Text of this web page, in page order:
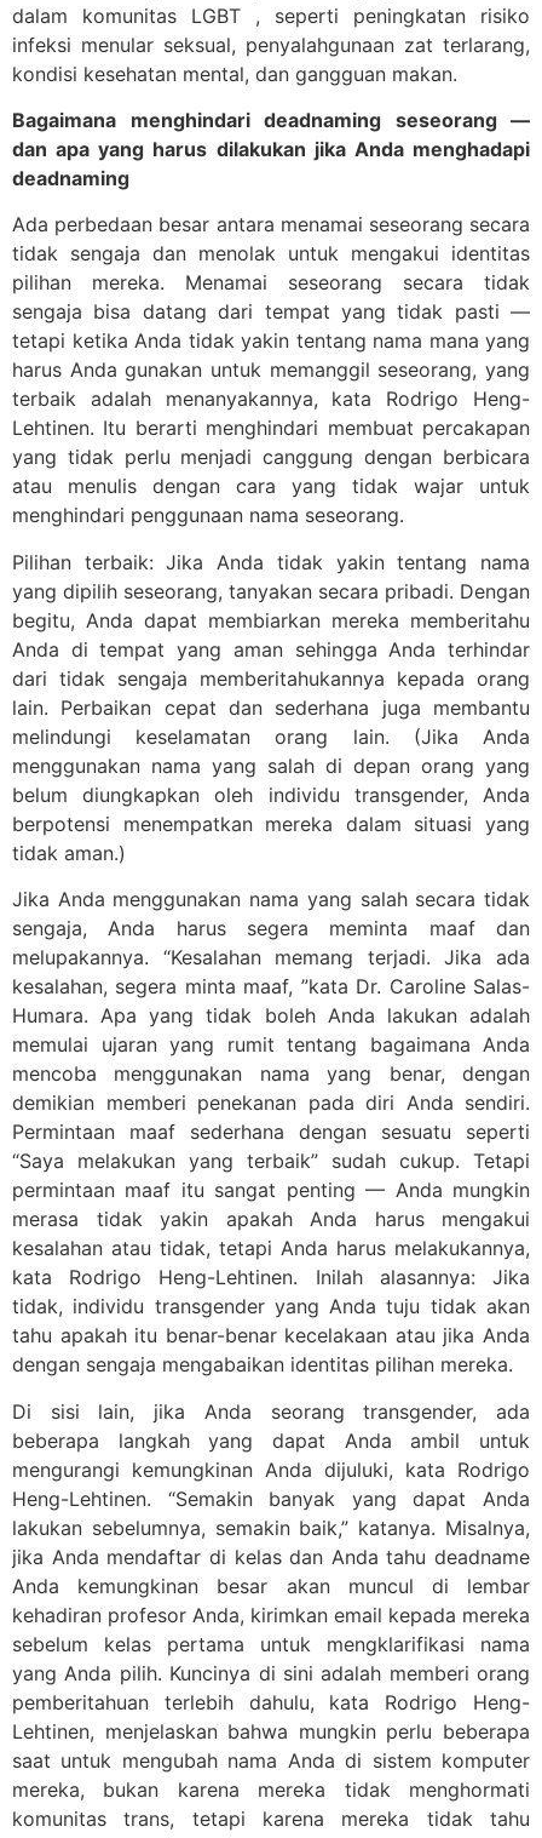
dalam komunitas LGBT , seperti peningkatan risiko
infeksi menular seksual, penyalahgunaan zat terlarang,
kondisi kesehatan mental, dan gangguan makan.
Bagaimana menghindari deadnaming seseorang —
dan apa yang harus dilakukan jika Anda menghadapi
deadnaming
Ada perbedaan besar antara menamai seseorang secara
tidak sengaja dan menolak untuk mengakui identitas
pilihan mereka. Menamai seseorang secara tidak
sengaja bisa datang dari tempat yang tidak pasti —
tetapi ketika Anda tidak yakin tentang nama mana yang
harus Anda gunakan untuk memanggil seseorang, yang
terbaik adalah menanyakannya, kata Rodrigo Heng-
Lehtinen. Itu berarti menghindari membuat percakapan
yang tidak perlu menjadi canggung dengan berbicara
atau menulis dengan cara yang tidak wajar untuk
menghindari penggunaan nama seseorang.
Pilihan terbaik: Jika Anda tidak yakin tentang nama
yang dipilih seseorang, tanyakan secara pribadi. Dengan
begitu, Anda dapat membiarkan mereka memberitahu
Anda di tempat yang aman sehingga Anda terhindar
dari tidak sengaja memberitahukannya kepada orang
lain. Perbaikan cepat dan sederhana juga membantu
melindungi keselamatan orang lain. (Jika Anda
menggunakan nama yang salah di depan orang yang
belum diungkapkan oleh individu transgender, Anda
berpotensi menempatkan mereka dalam situasi yang
tidak aman.)
Jika Anda menggunakan nama yang salah secara tidak
sengaja, Anda harus segera meminta maaf dan
melupakannya. “Kesalahan memang terjadi. Jika ada
kesalahan, segera minta maaf, ”kata Dr. Caroline Salas-
Humara. Apa yang tidak boleh Anda lakukan adalah
memulai ujaran yang rumit tentang bagaimana Anda
mencoba menggunakan nama yang benar, dengan
demikian memberi penekanan pada diri Anda sendiri.
Permintaan maaf sederhana dengan sesuatu seperti
“Saya melakukan yang terbaik” sudah cukup. Tetapi
permintaan maaf itu sangat penting — Anda mungkin
merasa tidak yakin apakah Anda harus mengakui
kesalahan atau tidak, tetapi Anda harus melakukannya,
kata Rodrigo Heng-Lehtinen. Inilah alasannya: Jika
tidak, individu transgender yang Anda tuju tidak akan
tahu apakah itu benar-benar kecelakaan atau jika Anda
dengan sengaja mengabaikan identitas pilihan mereka.
Di sisi lain, jika Anda seorang transgender, ada
beberapa langkah yang dapat Anda ambil untuk
mengurangi kemungkinan Anda dijuluki, kata Rodrigo
Heng-Lehtinen. “Semakin banyak yang dapat Anda
lakukan sebelumnya, semakin baik,” katanya. Misalnya,
jika Anda mendaftar di kelas dan Anda tahu deadname
Anda kemungkinan besar akan muncul di lembar
kehadiran profesor Anda, kirimkan email kepada mereka
sebelum kelas pertama untuk mengklarifikasi nama
yang Anda pilih. Kuncinya di sini adalah memberi orang
pemberitahuan terlebih dahulu, kata Rodrigo Heng-
Lehtinen, menjelaskan bahwa mungkin perlu beberapa
saat untuk mengubah nama Anda di sistem komputer
mereka, bukan karena mereka tidak menghormati
komunitas trans, tetapi karena mereka tidak tahu